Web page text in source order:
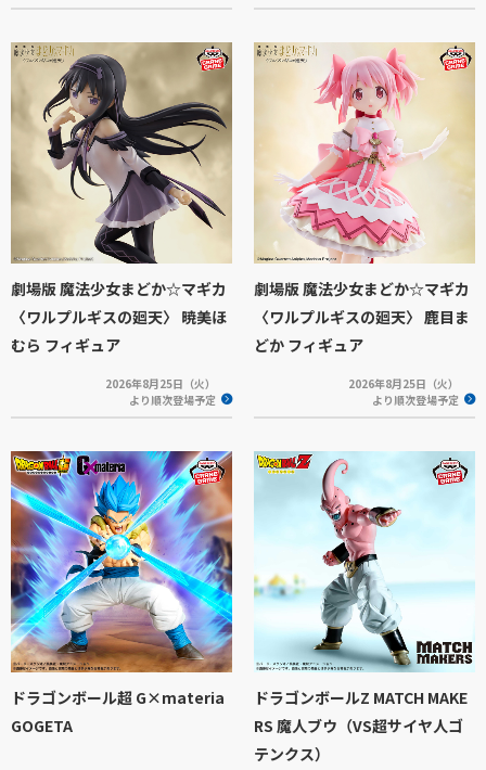
劇場版 魔法少女まどか☆マギカ
〈ワルプルギスの廻天〉 暁美ほ
むら フィギュア
2026年8月25日（火）
より順次登場予定
劇場版 魔法少女まどか☆マギカ
〈ワルプルギスの廻天〉 鹿目ま
どか フィギュア
2026年8月25日（火）
より順次登場予定
ドラゴンボール超 G×materia
GOGETA
ドラゴンボールZ MATCH MAKE
RS 魔人ブウ（VS超サイヤ人ゴ
テンクス）